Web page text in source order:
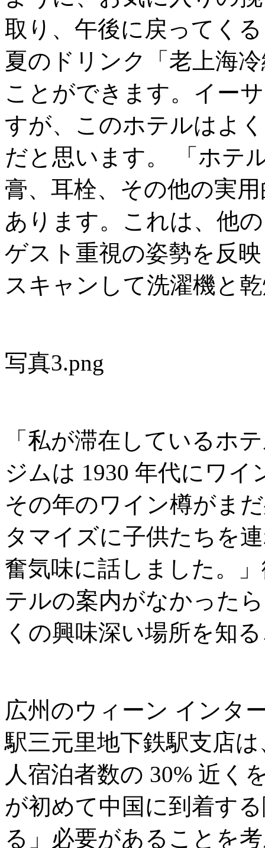
取り、午後に戻ってく
夏のドリンク「老上海
ことができます。イー
すが、このホテルはよ
だと思います。 「ホテ
膏、耳栓、その他の実
あります。これは、他
ゲスト重視の姿勢を反
スキャンして洗濯機と
写真3.png
「私が滞在しているホ
ジムは 1930 年代にワ
その年のワイン樽がま
タマイズに子供たちを
奮気味に話しました。
テルの案内がなかった
くの興味深い場所を知
広州のウィーン インタ
駅三元里地下鉄駅支店
人宿泊者数の 30% 近く
が初めて中国に到着す
る」必要があることを